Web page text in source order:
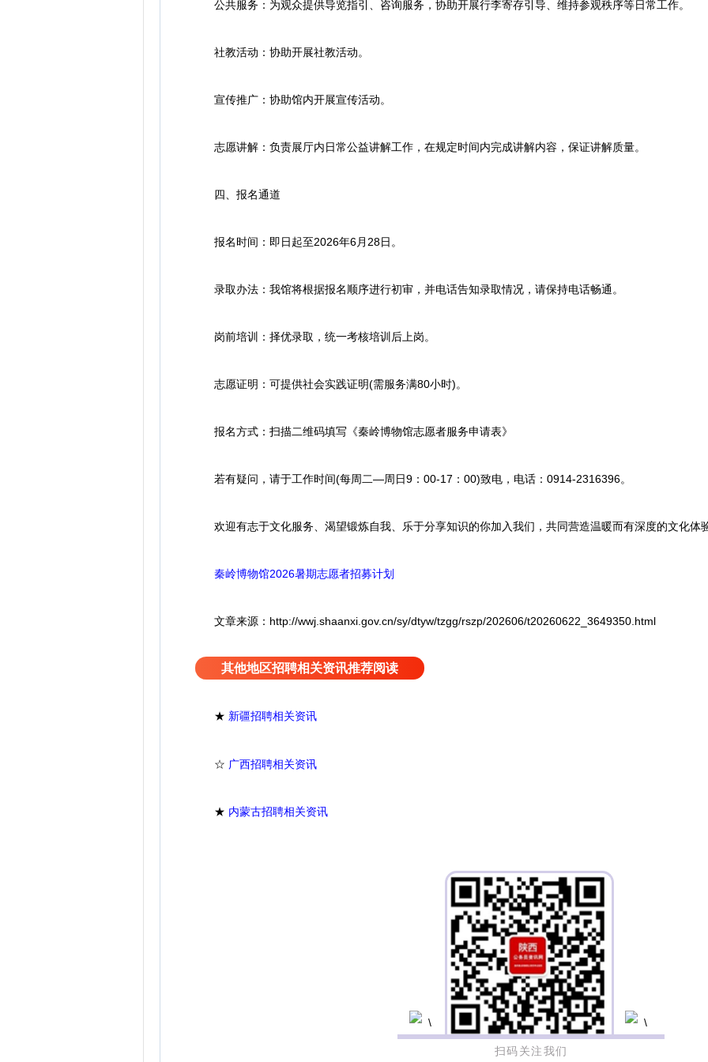
公共服务：为观众提供导览指引、咨询服务，协助开展行李寄存引导、维持参观秩序等日常工作。
社教活动：协助开展社教活动。
宣传推广：协助馆内开展宣传活动。
志愿讲解：负责展厅内日常公益讲解工作，在规定时间内完成讲解内容，保证讲解质量。
四、报名通道
报名时间：即日起至2026年6月28日。
录取办法：我馆将根据报名顺序进行初审，并电话告知录取情况，请保持电话畅通。
岗前培训：择优录取，统一考核培训后上岗。
志愿证明：可提供社会实践证明(需服务满80小时)。
报名方式：扫描二维码填写《秦岭博物馆志愿者服务申请表》
若有疑问，请于工作时间(每周二—周日9：00-17：00)致电，电话：0914-2316396。
欢迎有志于文化服务、渴望锻炼自我、乐于分享知识的你加入我们，共同营造温暖而有深度的文化体
秦岭博物馆2026暑期志愿者招募计划
文章来源：http://wwj.shaanxi.gov.cn/sy/dtyw/tzgg/rszp/202606/t20260622_3649350.html
其他地区招聘相关资讯推荐阅读
★ 新疆招聘相关资讯
☆ 广西招聘相关资讯
★ 内蒙古招聘相关资讯
扫码关注我们